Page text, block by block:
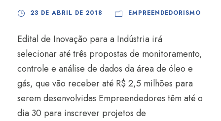
23 DE ABRIL DE 2018 EMPREENDEDORISMO
Edital de Inovação para a Indústria irá
selecionar até três propostas de monitoramento,
controle e análise de dados da área de óleo e
gás, que vão receber até R$ 2,5 milhões para
serem desenvolvidas Empreendedores têm até o
dia 30 para inscrever projetos de